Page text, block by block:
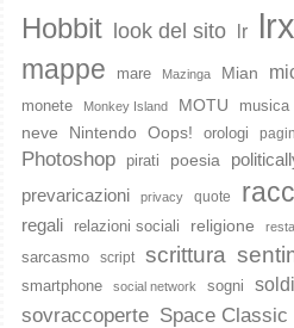
Hobbit look del sito lr lrx
mappe mare Mazinga Mian
monete Monkey Island MOTU musica
neve Nintendo Oops! orologi
Photoshop pirati poesia
prevaricazioni privacy quote
regali relazioni sociali religione
sarcasmo
script scrittura
smartphone social network sogni soldi
sovraccoperte Space Classic